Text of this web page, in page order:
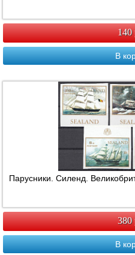
140
В
Парусники. Силенд.
380
В